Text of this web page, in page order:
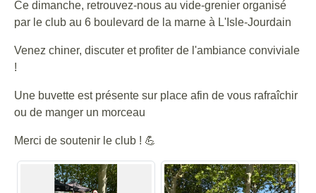
Ce dimanche, retrouvez-nous au vide-grenier organisé
par le club au 6 boulevard de la marne à L'Isle-Jourdain
Venez chiner, discuter et profiter de l'ambiance conviviale
!
Une buvette est présente sur place afin de vous rafraîchir
ou de manger un morceau
Merci de soutenir le club ! 💪